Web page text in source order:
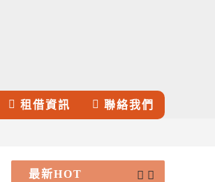
租借資訊 聯絡我們
最新HOT